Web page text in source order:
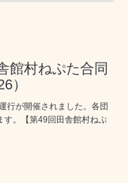
館村ねぷた合同
）
行が開催されました。各団
す。【第49回田舎館村ねぷ